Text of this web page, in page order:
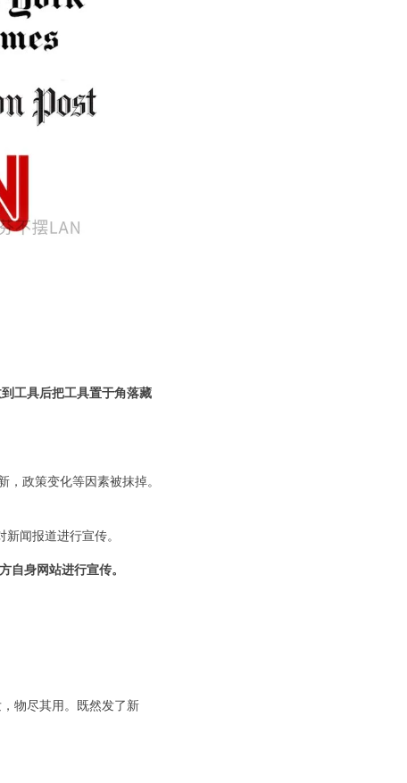
工具后把工具置于角落藏
政策变化等因素被抹掉。
新闻报道进行宣传。
自身网站进行宣传。
物尽其用。既然发了新